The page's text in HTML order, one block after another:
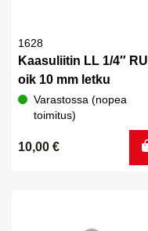
1628
Kaasuliitin LL 1/4″ RU
oik 10 mm letku
Varastossa (nopea
toimitus)
10,00 €